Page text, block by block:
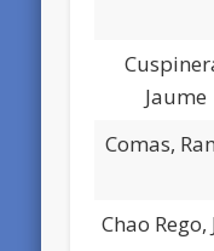
Jaume
Comas,
Chao Rego,